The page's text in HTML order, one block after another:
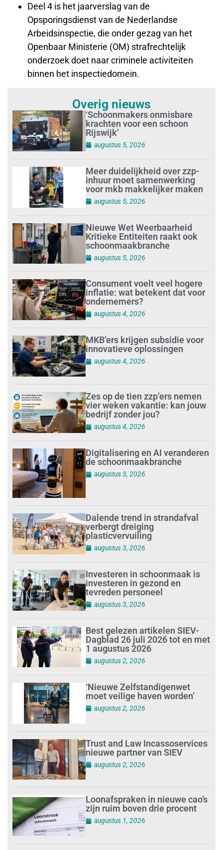
Deel 4 is het jaarverslag van de
Opsporingsdienst van de Nederlandse
Arbeidsinspectie, die onder gezag van het
Openbaar Ministerie (OM) strafrechtelijk
onderzoek doet naar criminele activiteiten
binnen het inspectiedomein.
Overig nieuws
‘Schoonmakers onmisbare
krachten voor een schoon
Rijswijk’
augustus 5, 2026
Meer duidelijkheid over zzp-
inhuur moet samenwerking
voor mkb makkelijker maken
augustus 5, 2026
Nieuwe Wet Weerbaarheid
Kritieke Entiteiten raakt ook
schoonmaakbranche
augustus 5, 2026
Consument voelt veel hogere
inflatie: wat betekent dat voor
ondernemers?
augustus 4, 2026
MKB’ers krijgen subsidie voor
innovatieve oplossingen
augustus 4, 2026
Zes op de tien zzp’ers nemen
vier weken vakantie: kan jouw
bedrijf zonder jou?
augustus 4, 2026
Digitalisering en AI veranderen
de schoonmaakbranche
augustus 3, 2026
Dalende trend in strandafval
verbergt dreiging
plasticvervuiling
augustus 3, 2026
Investeren in schoonmaak is
investeren in gezond en
tevreden personeel
augustus 3, 2026
Best gelezen artikelen SIEV-
Dagblad 26 juli 2026 tot en met
1 augustus 2026
augustus 2, 2026
‘Nieuwe Zelfstandigenwet
moet veilige haven worden’
augustus 2, 2026
Trust and Law Incassoservices
nieuwe partner van SIEV
augustus 2, 2026
Loonafspraken in nieuwe cao’s
zijn ruim boven drie procent
augustus 1, 2026